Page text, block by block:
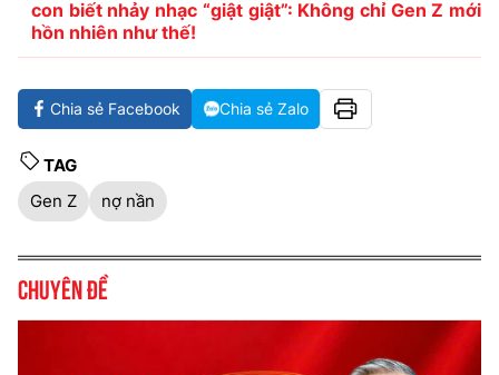
con biết nhảy nhạc “giật giật”: Không chỉ Gen Z mới
hồn nhiên như thế!
Chia sẻ Facebook Chia sẻ Zalo
TAG
Gen Z
nợ nần
Chuyên đề